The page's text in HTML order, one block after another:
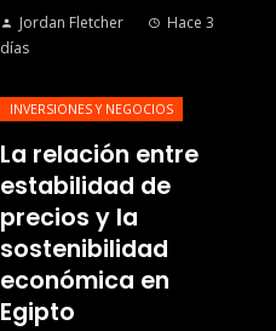
Jordan Fletcher
Hace 3
días
INVERSIONES Y NEGOCIOS
La relación entre
estabilidad de
precios y la
sostenibilidad
económica en
Egipto